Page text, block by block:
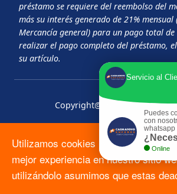
préstamo se requiere del reembolso del
más su interés generado de 21% mensual
Mercancía general) para un pago total
realizar el pago completo del préstamo,
su artículo.
Copyright@2026 Cash Apoyo
Privacidad
Términos y
Condiciones
Ez+
Utilizamos cookies 🍪 para
mejor experiencia en nuestro sitio
utilizándolo asumimos que estas
Servicio al
Puedes
con
whatsapp
Online